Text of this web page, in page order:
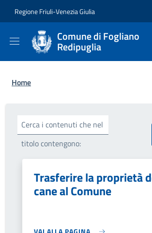
Regione Friuli-Venezia Giulia
Comune di Fogliano
Redipuglia
Briciole di pane
Home
Cerca i contenuti che nel
titolo contengono:
Trasferire la proprietà
cane al Comune